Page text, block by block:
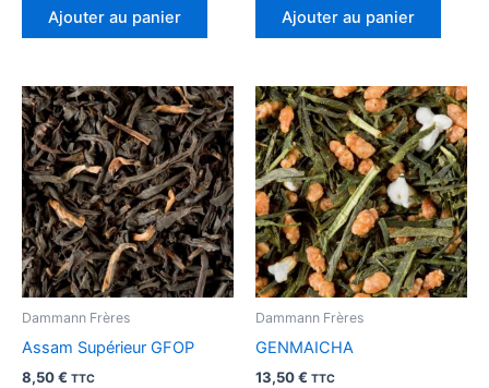
Ajouter au panier Ajouter au panier
Dammann Frères
Assam Supérieur GFOP
8,50€ TTC
Dammann Frères
GENMAICHA
13,50€ TTC